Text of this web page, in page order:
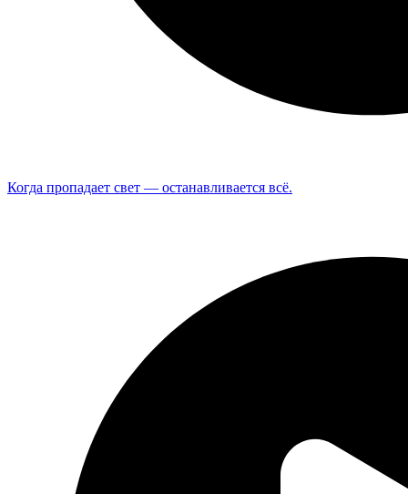
Когда пропадает свет — останавливается всё.